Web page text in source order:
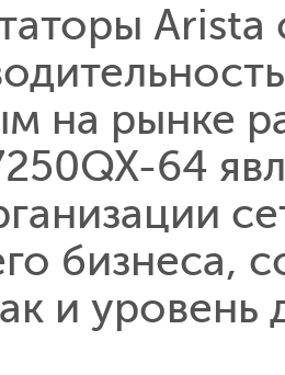
Arista
на рынке
64
бизнеса,
и уровень